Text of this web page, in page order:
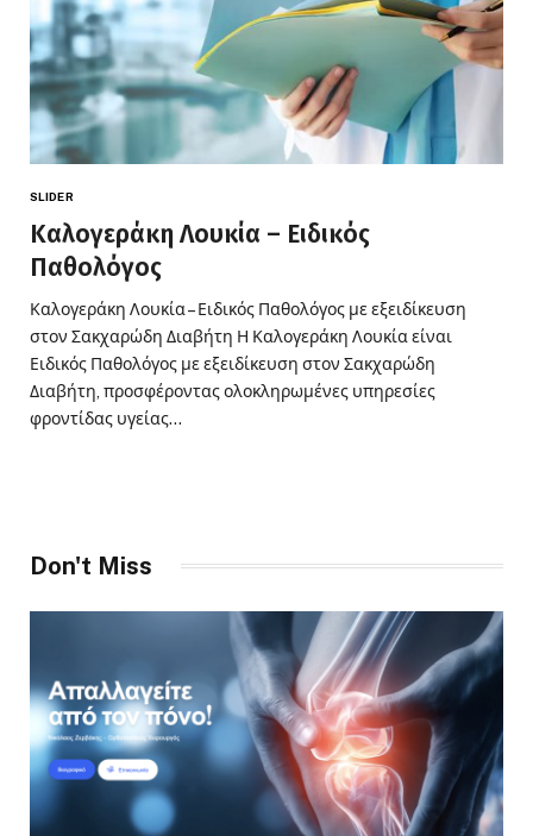
SLIDER
Καλογεράκη Λουκία – Ειδικός
Παθολόγος
Καλογεράκη Λουκία – Ειδικός Παθολόγος με εξειδίκευση
στον Σακχαρώδη Διαβήτη Η Καλογεράκη Λουκία είναι
Ειδικός Παθολόγος με εξειδίκευση στον Σακχαρώδη
Διαβήτη, προσφέροντας ολοκληρωμένες υπηρεσίες
φροντίδας υγείας…
Don't Miss